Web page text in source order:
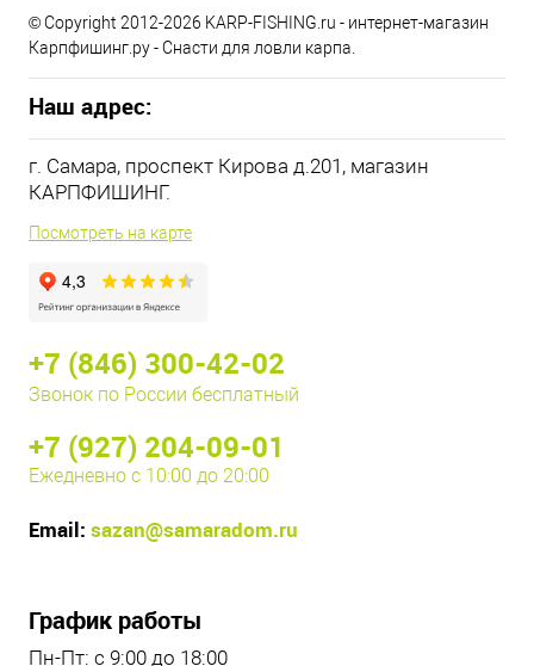
© Copyright 2012-2026 KARP-FISHING.ru - интернет-магазин
Карпфишинг.ру - Снасти для ловли карпа.
Наш адрес:
г. Самара, проспект Кирова д.201, магазин
КАРПФИШИНГ.
Посмотреть на карте
+7 (846) 300-42-02
Звонок по России бесплатный
+7 (927) 204-09-01
Ежедневно с 10:00 до 20:00
Email: sazan@samaradom.ru
График работы
Пн-Пт: с 9:00 до 18:00